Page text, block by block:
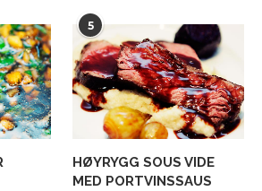
5
HØYRYGG SOUS VIDE
MED PORTVINSSAUS